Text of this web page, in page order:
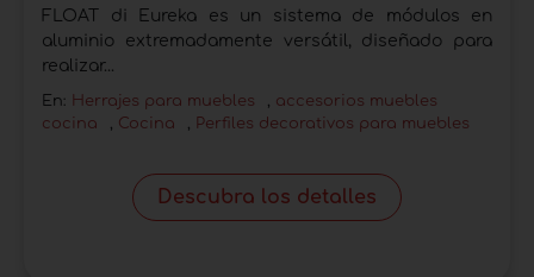
FLOAT di Eureka es un sistema de módulos en
aluminio extremadamente versátil, diseñado para
realizar...
En: Herrajes para muebles , accesorios muebles
cocina
, Cocina , Perfiles decorativos para muebles
Descubra los detalles